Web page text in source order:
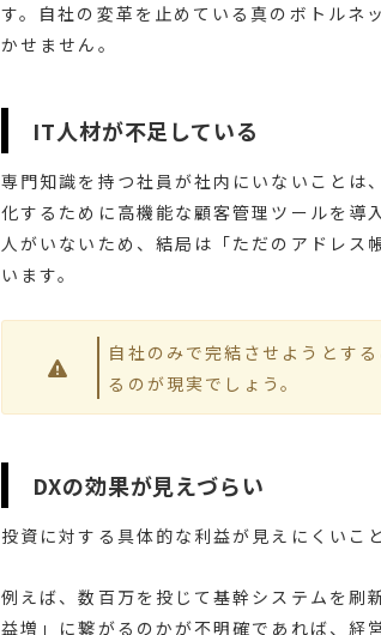
す。自社の変革を止めている真のボトルネ
かせません。
IT人材が不足している
専門知識を持つ社員が社内にいないことは
化するために高機能な顧客管理ツールを導
人がいないため、結局は「ただのアドレス
います。
自社のみで完結させようとす
るのが現実でしょう。
DXの効果が見えづらい
投資に対する具体的な利益が見えにくいこ
例えば、数百万を投じて基幹システムを刷
益増」に繋がるのかが不明確であれば、経